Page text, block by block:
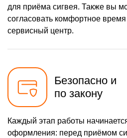
для приёма сигвея. Также вы
согласовать комфортное
сервисный центр.
Безопасно и
по закону
Каждый этап работы
оформления: перед приёмом